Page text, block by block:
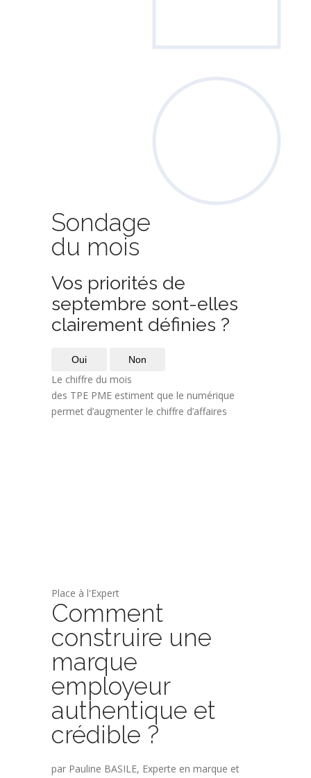
Sondage
du mois
Vos priorités de
septembre sont-elles
clairement définies ?
Oui Non
Le chiffre du mois
des TPE PME estiment que le numérique
permet d’augmenter le chiffre d’affaires
Place à l'Expert
Comment
construire une
marque
employeur
authentique et
crédible ?
par Pauline BASILE, Experte en marque et